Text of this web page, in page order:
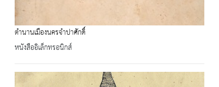
ตำนานเมืองนครจำปาศักดิ์
หนังสืออิเล็กทรอนิกส์